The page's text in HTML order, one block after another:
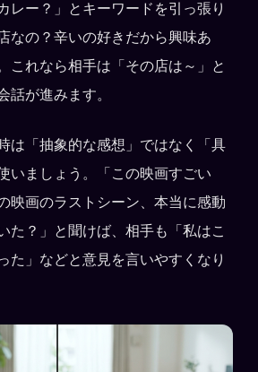
レー？」とキーワードを引っ張り
なの？辛いの好きだから興味あ
これなら相手は「その店は～」と
話が進みます。
は「抽象的な感想」ではなく「具
いましょう。「この映画すごい
映画のラストシーン、本当に感動
た？」と聞けば、相手も「私はこ
た」などと意見を言いやすくなり